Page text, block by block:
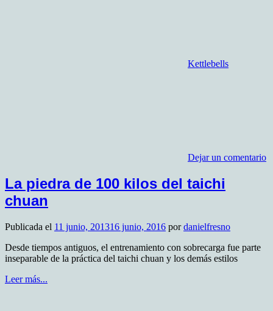
Kettlebells
Dejar un comentario
La piedra de 100 kilos del taichi
chuan
Publicada el 11 junio, 201316 junio, 2016 pordanielfresno
Desde tiempos antiguos, el entrenamiento con sobrecarga fue parte
inseparable de la práctica del taichi chuan y los demás estilos
Leer más...